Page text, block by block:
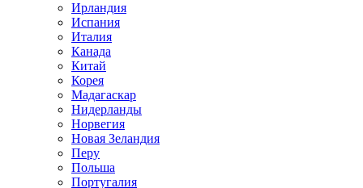
Ирландия
Испания
Италия
Канада
Китай
Корея
Мадагаскар
Нидерланды
Норвегия
Новая Зеландия
Перу
Польша
Португалия